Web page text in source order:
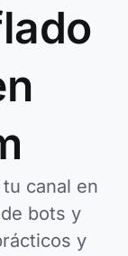
canal en
bots y
y